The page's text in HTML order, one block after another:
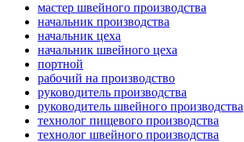
мастер швейного производства
начальник производства
начальник цеха
начальник швейного цеха
портной
рабочий на производство
руководитель производства
руководитель швейного производства
технолог пищевого производства
технолог швейного производства